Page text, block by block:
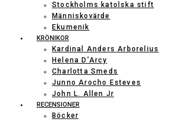
Stockholms katolska stift
Människovärde
Ekumenik
KRÖNIKOR
Kardinal Anders Arborelius
Helena D’Arcy
Charlotta Smeds
Junno Arocho Esteves
John L. Allen Jr
RECENSIONER
Böcker